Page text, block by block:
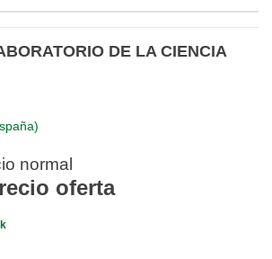
DE LA CIENCIA
normal
oferta